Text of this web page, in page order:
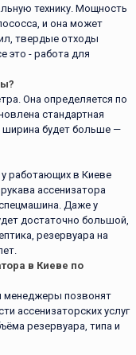
технику. Мощность
и она может
твердые отходы
это - работа для
Она определяется по
стандартная
ширина будет больше —
работающих в Киеве
ассенизатора
Даже у
достаточно большой,
резервуара на
в Киеве по
менеджеры позвонят
ассенизаторских услуг
резервуара, типа и